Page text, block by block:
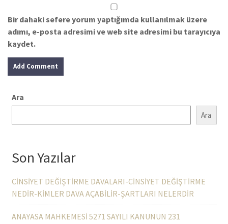
Bir dahaki sefere yorum yaptığımda kullanılmak üzere
adımı, e-posta adresimi ve web site adresimi bu tarayıcıya
kaydet.
Ara
Ara
Son Yazılar
CİNSİYET DEĞİŞTİRME DAVALARI-CİNSİYET DEĞİŞTİRME
NEDİR-KİMLER DAVA AÇABİLİR-ŞARTLARI NELERDİR
ANAYASA MAHKEMESİ 5271 SAYILI KANUNUN 231